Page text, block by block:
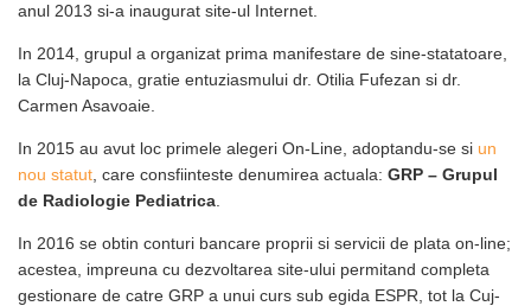
anul 2013 si-a inaugurat site-ul Internet.
In 2014, grupul a organizat prima manifestare de sine-statatoare,
la Cluj-Napoca, gratie entuziasmului dr. Otilia Fufezan si dr.
Carmen Asavoaie.
In 2015 au avut loc primele alegeri On-Line, adoptandu-se si un
nou statut , care consfiinteste denumirea actuala: GRP – Grupul
de Radiologie Pediatrica
In 2016 se obtin conturi bancare proprii si servicii de plata on-line;
acestea, impreuna cu dezvoltarea site-ului permitand completa
gestionare de catre GRP a unui curs sub egida ESPR, tot la Cuj-